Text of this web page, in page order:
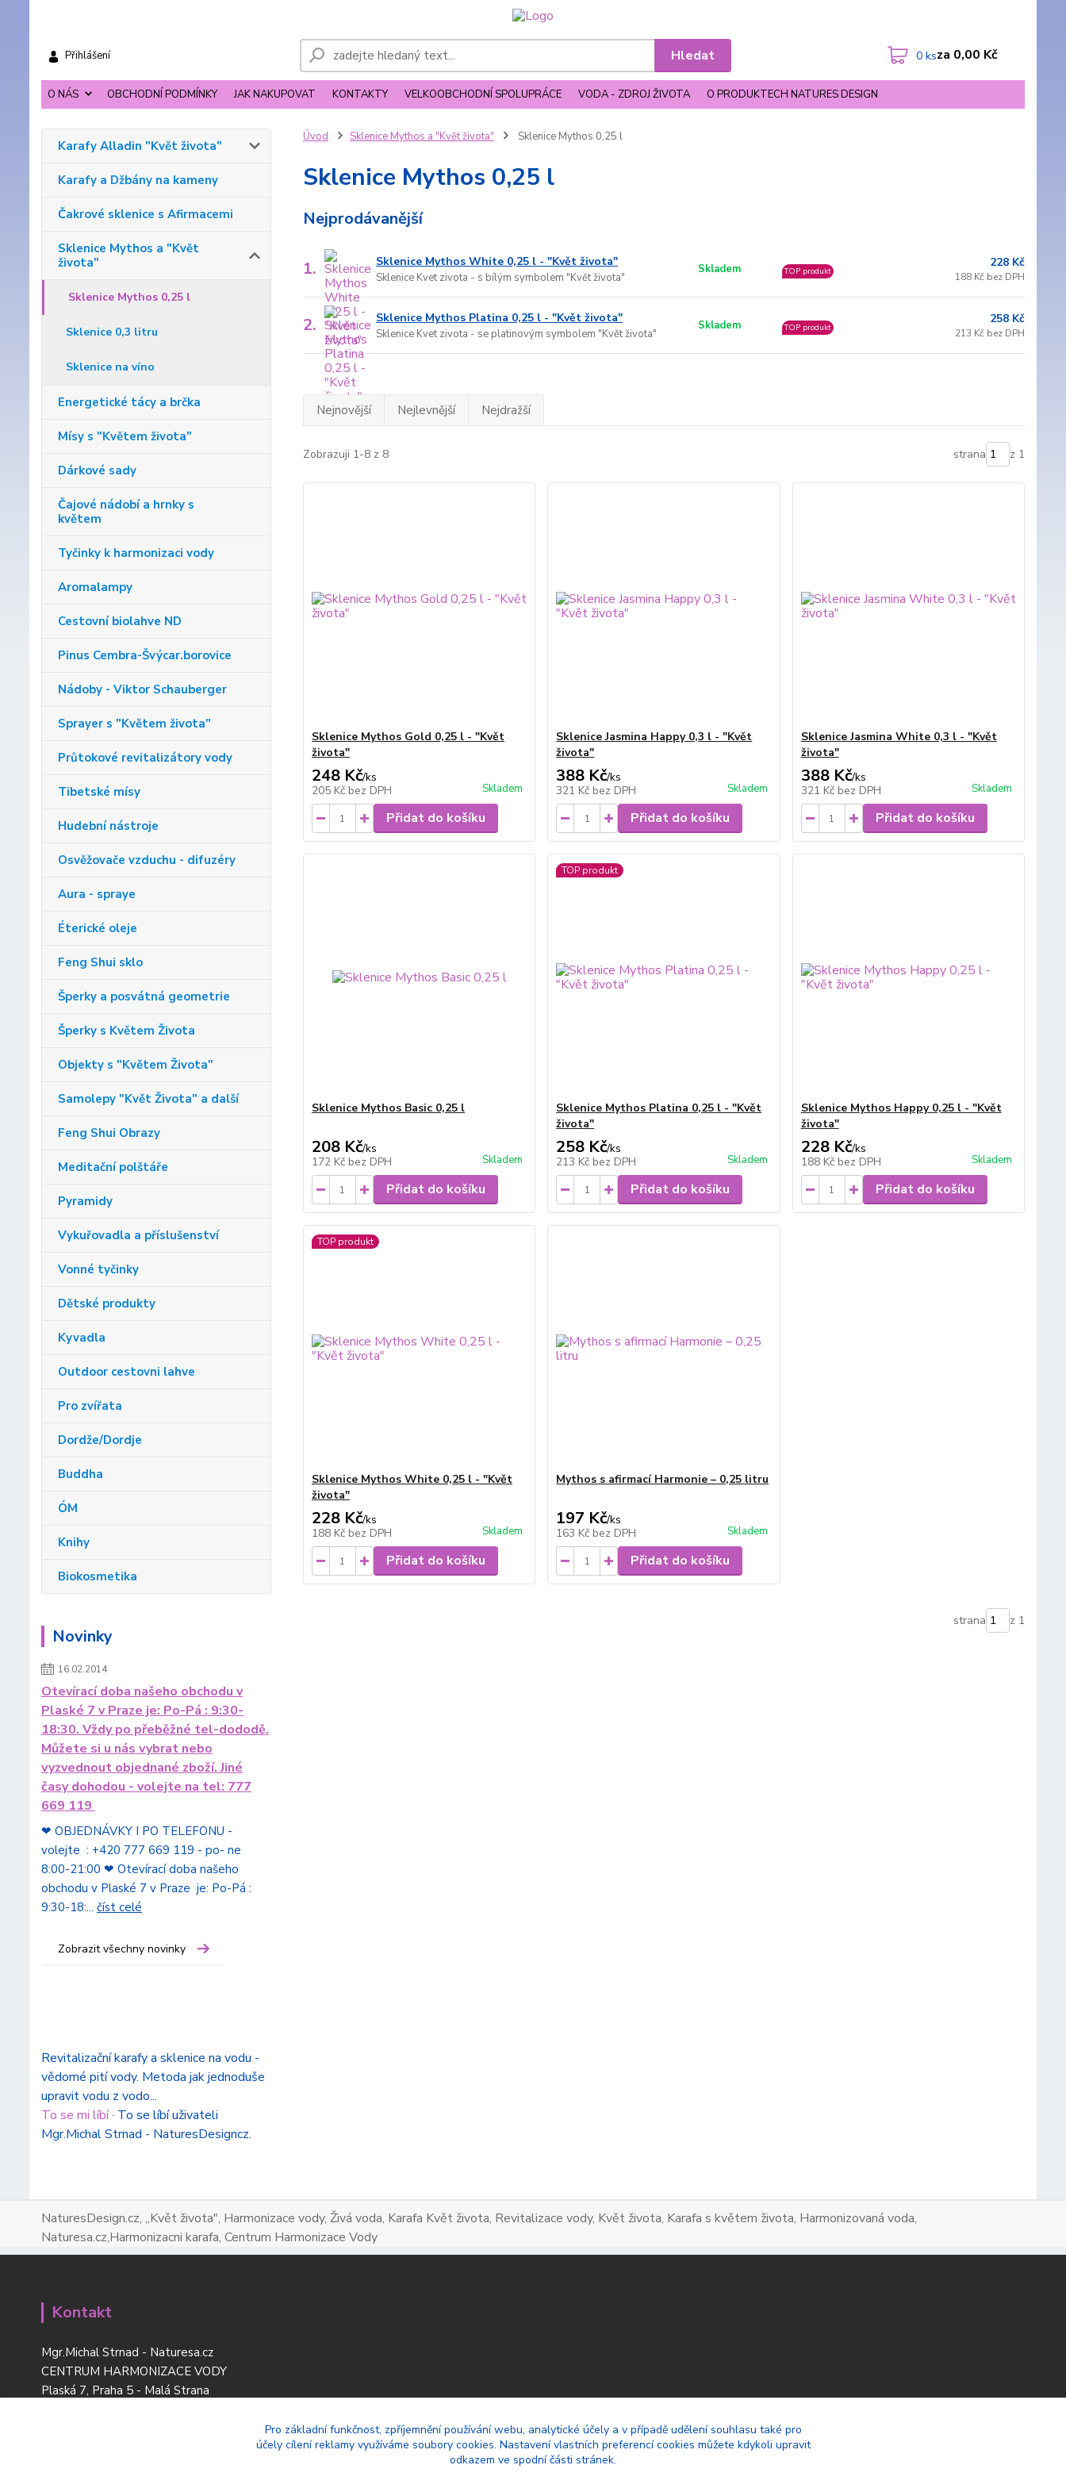
O NÁS OBCHODNÍ PODMÍNKY JAK NAKUPOVAT KONTAKTY VELKOOBCHODNÍ SPOLUPRÁCE VODA - ZDROJ ŽIVOTA O PRODUKTECH NATURES DESIGN
Přihlášení Hledat 0ksza 0,00 Kč
Karafy Alladin "Květ života"
Karafy a Džbány na kameny
Čakrové sklenice s Afirmacemi
Sklenice Mythos a "Květ
života"
Sklenice Mythos 0,25 l
Sklenice 0,3 litru
Sklenice na víno
Energetické tácy a brčka
Mísy s "Květem života"
Dárkové sady
Čajové nádobí a hrnky s
květem
Tyčinky k harmonizaci vody
Aromalampy
Cestovní biolahve ND
Pinus Cembra-Švýcar.borovice
Nádoby - Viktor Schauberger
Sprayer s "Květem života"
Průtokové revitalizátory vody
Tibetské mísy
Hudební nástroje
Osvěžovače vzduchu - difuzéry
Aura - spraye
Éterické oleje
Feng Shui sklo
Šperky a posvátná geometrie
Šperky s Květem Života
Objekty s "Květem Života"
Samolepy "Květ Života" a další
Feng Shui Obrazy
Meditační polštáře
Pyramidy
Vykuřovadla a příslušenství
Vonné tyčinky
Dětské produkty
Kyvadla
Outdoor cestovni lahve
Pro zvířata
Dordže/Dordje
Buddha
ÓM
Knihy
Biokosmetika
Novinky
16.02.2014
Otevírací doba našeho obchodu v
Plaské 7 v Praze je: Po-Pá : 9:30-
18:30. Vždy po přeběžné tel-dododě.
Můžete si u nás vybrat nebo
vyzvednout objednané zboží. Jiné
časy dohodou - volejte na tel: 777
669 119
❤ OBJEDNÁVKY I PO TELEFONU -
volejte : +420 777 669 119 - po- ne
8:00-21:00 ❤ Otevírací doba našeho
obchodu v Plaské 7 v Praze je: Po-Pá :
9:30-18:... číst celé
Zobrazit všechny novinky
Revitalizační karafy a sklenice na vodu -
vědomé pití vody. Metoda jak jednoduše
upravit vodu z vodo...
To se mi líbí· To se líbí uživateli
Mgr.Michal Strnad - NaturesDesigncz.
Úvod Sklenice Mythos a "Květ života" Sklenice Mythos 0,25 l
Sklenice Mythos 0,25 l
Nejprodávanější
1. Sklenice Mythos White 0,25 l - "Květ života"
Sklenice Kvet zivota - s bílým symbolem "Květ života"
Skladem TOP produkt
228 Kč
188 Kč bez DPH
2. Sklenice Mythos Platina 0,25 l - "Květ života"
Sklenice Kvet zivota - se platinovým symbolem "Květ života"
Skladem TOP produkt
258 Kč
213 Kč bez DPH
Nejnovější Nejlevnější Nejdražší
Zobrazuji 1-8 z 8 strana z 1
Sklenice Mythos Gold 0,25 l - "Květ
života"
248 Kč/ks
205 Kč bez DPH Skladem
Přidat do košíku
Sklenice Jasmina Happy 0,3 l - "Květ
života"
388 Kč/ks
321 Kč bez DPH Skladem
Přidat do košíku
Sklenice Jasmina White 0,3 l - "Květ
života"
388 Kč/ks
321 Kč bez DPH Skladem
Přidat do košíku
Sklenice Mythos Basic 0,25 l
208 Kč/ks
172 Kč bez DPH Skladem
Přidat do košíku
TOP produkt
Sklenice Mythos Platina 0,25 l - "Květ
života"
258 Kč/ks
213 Kč bez DPH Skladem
Přidat do košíku
Sklenice Mythos Happy 0,25 l - "Květ
života"
228 Kč/ks
188 Kč bez DPH Skladem
Přidat do košíku
TOP produkt
Sklenice Mythos White 0,25 l - "Květ
života"
228 Kč/ks
188 Kč bez DPH Skladem
Přidat do košíku
Mythos s afirmací Harmonie – 0,25 litru
197 Kč/ks
163 Kč bez DPH Skladem
Přidat do košíku
strana z 1
NaturesDesign.cz, ,,Květ života", Harmonizace vody, Živá voda, Karafa Květ života, Revitalizace vody, Květ života, Karafa s květem života, Harmonizovaná voda,
Naturesa.cz,Harmonizacni karafa, Centrum Harmonizace Vody
Kontakt
Mgr.Michal Strnad - Naturesa.cz
CENTRUM HARMONIZACE VODY
Plaská 7, Praha 5 - Malá Strana
Pro základní funkčnost, zpříjemnění používání webu, analytické účely a v případě udělení souhlasu také pro
účely cílení reklamy využíváme soubory cookies. Nastavení vlastních preferencí cookies můžete kdykoli upravit
odkazem ve spodní části stránek.